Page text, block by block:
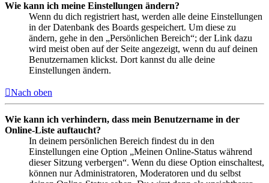
Wie kann ich meine Einstellungen ändern?
Wenn du dich registriert hast, werden alle deine Einstellungen
in der Datenbank des Boards gespeichert. Um diese zu
ändern, gehe in den „Persönlichen Bereich“; der Link dazu
wird meist oben auf der Seite angezeigt, wenn du auf deinen
Benutzernamen klickst. Dort kannst du alle deine
Einstellungen ändern.
Nach oben
Wie kann ich verhindern, dass mein Benutzername in der
Online-Liste auftaucht?
In deinem persönlichen Bereich findest du in den
Einstellungen eine Option „Meinen Online-Status während
dieser Sitzung verbergen“. Wenn du diese Option einschaltest,
können nur Administratoren, Moderatoren und du selbst